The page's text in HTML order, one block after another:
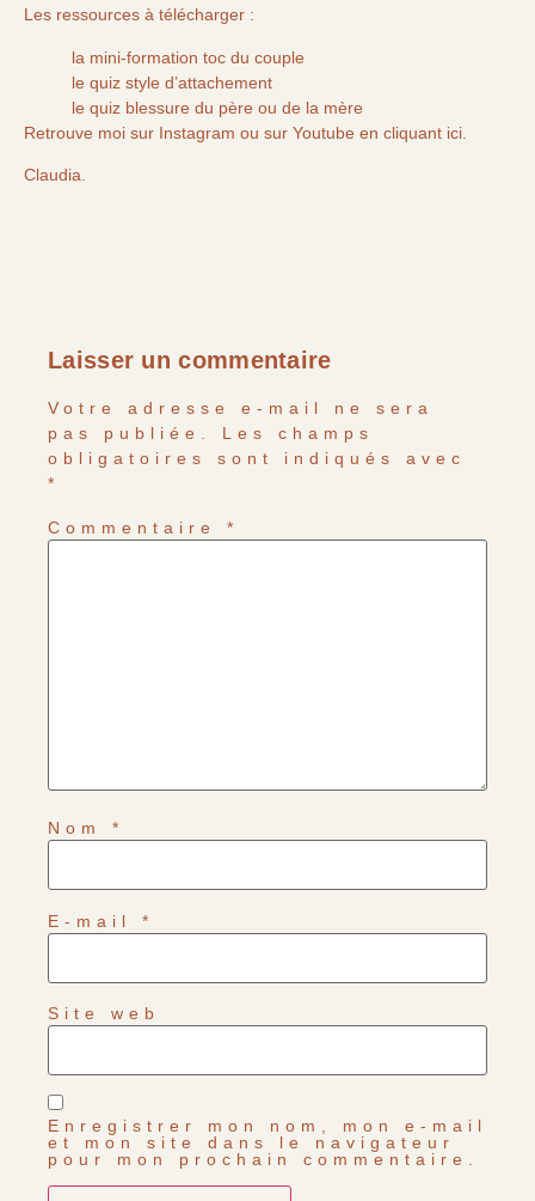
Les ressources à télécharger :
la mini-formation toc du couple
le quiz style d’attachement
le quiz blessure du père ou de la mère
Retrouve moi sur Instagram ou sur Youtube en cliquant ici.
Claudia.
Laisser un commentaire
Votre adresse e-mail ne sera
pas publiée.
Les champs
obligatoires sont indiqués avec
*
Commentaire *
Nom *
E-mail *
Site web
Enregistrer mon nom, mon e-mail
et mon site dans le navigateur
pour mon prochain commentaire.